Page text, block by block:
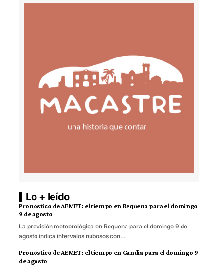
Lo + leído
Pronóstico de AEMET: el tiempo en Requena para el domingo
9 de agosto
La previsión meteorológica en Requena para el domingo 9 de
agosto indica intervalos nubosos con…
Pronóstico de AEMET: el tiempo en Gandia para el domingo 9
de agosto